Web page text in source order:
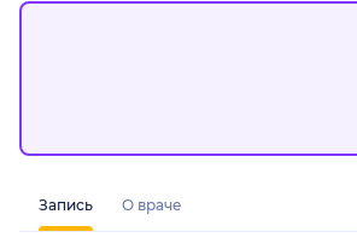
Запись О враче